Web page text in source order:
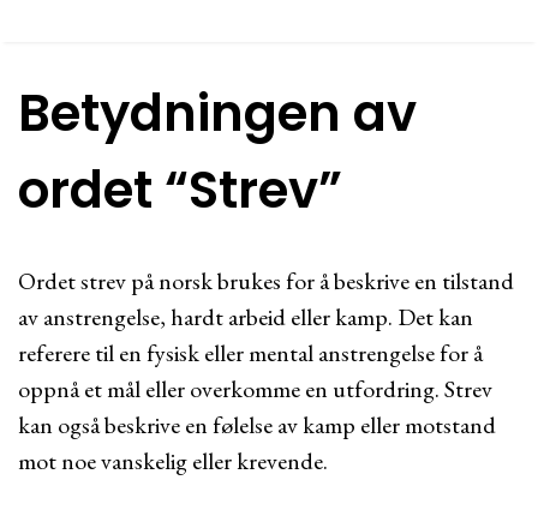
Betydningen av
ordet “Strev”
Ordet strev på norsk brukes for å beskrive en tilstand
av anstrengelse, hardt arbeid eller kamp. Det kan
referere til en fysisk eller mental anstrengelse for å
oppnå et mål eller overkomme en utfordring. Strev
kan også beskrive en følelse av kamp eller motstand
mot noe vanskelig eller krevende.